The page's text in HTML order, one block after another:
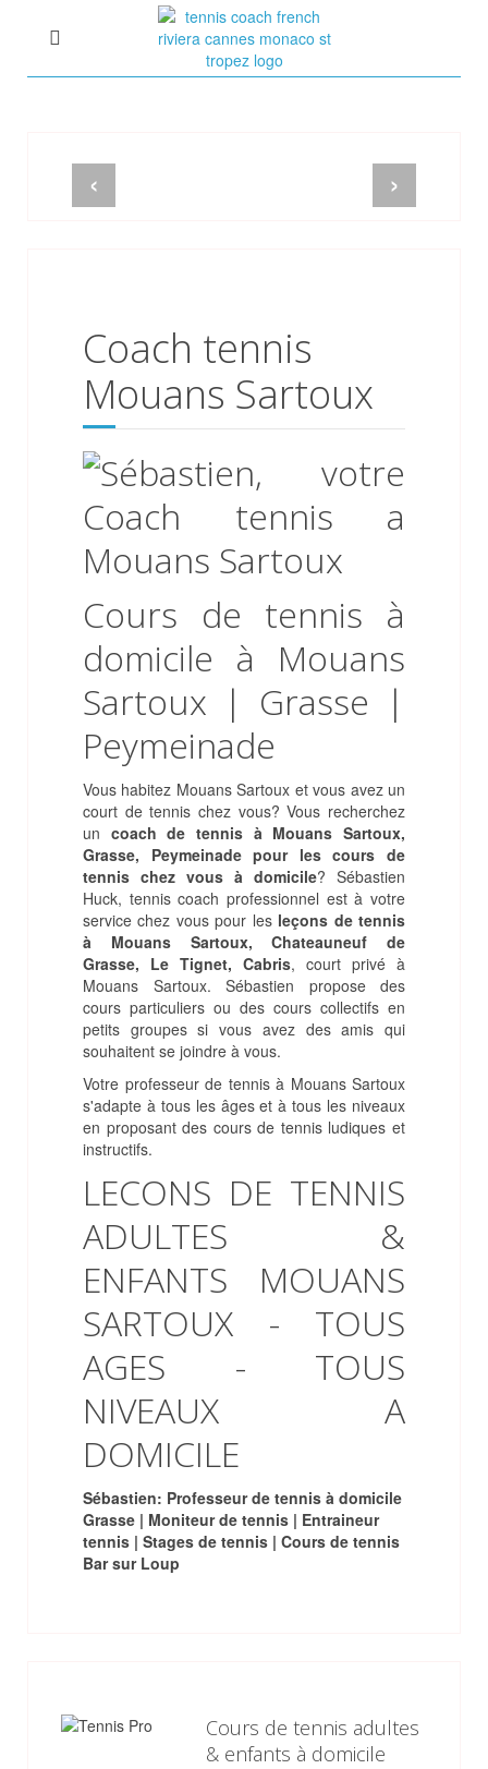
Tennis Coach Côte d'Azur
Cours de Tennis à domicile
Sébastien Huck ex-15
›
‹
Coach tennis
Mouans Sartoux
Cours de tennis à
domicile à Mouans
Sartoux | Grasse |
Peymeinade
Vous habitez Mouans Sartoux et vous avez un
court de tennis chez vous? Vous recherchez
un coach de tennis à Mouans Sartoux,
Grasse, Peymeinade pour les cours de
tennis chez vous à domicile? Sébastien
Huck, tennis coach professionnel est à votre
service chez vous pour les leçons de tennis
à Mouans Sartoux, Chateauneuf de
Grasse, Le Tignet, Cabris, court privé à
Mouans Sartoux. Sébastien propose des
cours particuliers ou des cours collectifs en
petits groupes si vous avez des amis qui
souhaitent se joindre à vous.
Votre professeur de tennis à Mouans Sartoux
s'adapte à tous les âges et à tous les niveaux
en proposant des cours de tennis ludiques et
instructifs.
LECONS DE TENNIS
ADULTES &
ENFANTS MOUANS
SARTOUX - TOUS
AGES - TOUS
NIVEAUX A
DOMICILE
Sébastien: Professeur de tennis à domicile
Grasse | Moniteur de tennis | Entraineur
tennis | Stages de tennis | Cours de tennis
Bar sur Loup
Cours de tennis adultes
& enfants à domicile